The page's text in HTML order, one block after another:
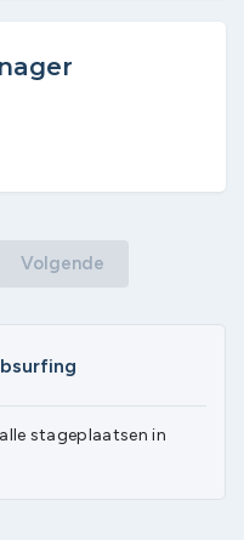
Volgende
stageplaatsen in